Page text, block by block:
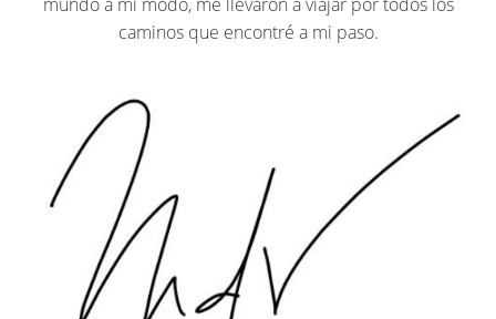
caminos que encontré a mi paso.